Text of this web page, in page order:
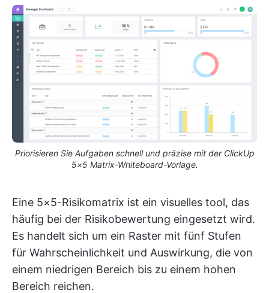
Priorisieren Sie Aufgaben schnell und präzise mit der ClickUp
5×5 Matrix-Whiteboard-Vorlage.
Eine 5×5-Risikomatrix ist ein visuelles tool, das
häufig bei der Risikobewertung eingesetzt wird.
Es handelt sich um ein Raster mit fünf Stufen
für Wahrscheinlichkeit und Auswirkung, die von
einem niedrigen Bereich bis zu einem hohen
Bereich reichen.